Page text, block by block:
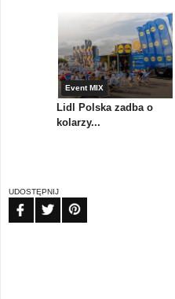
Event MIX
Lidl Polska zadba o
kolarzy...
UDOSTĘPNIJ